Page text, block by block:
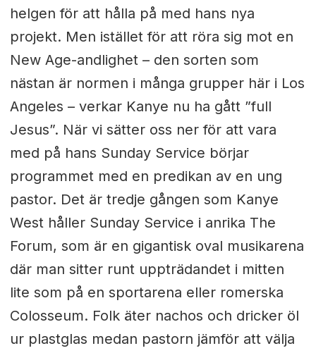
helgen för att hålla på med hans nya
projekt. Men istället för att röra sig mot en
New Age-andlighet – den sorten som
nästan är normen i många grupper här i Los
Angeles – verkar Kanye nu ha gått ”full
Jesus”. När vi sätter oss ner för att vara
med på hans Sunday Service börjar
programmet med en predikan av en ung
pastor. Det är tredje gången som Kanye
West håller Sunday Service i anrika The
Forum, som är en gigantisk oval musikarena
där man sitter runt uppträdandet i mitten
lite som på en sportarena eller romerska
Colosseum. Folk äter nachos och dricker öl
ur plastglas medan pastorn jämför att välja